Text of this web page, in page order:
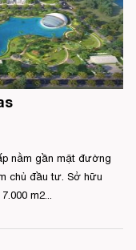
nằm gần mặt đường
chủ đầu tư. Sở hữu
m2...